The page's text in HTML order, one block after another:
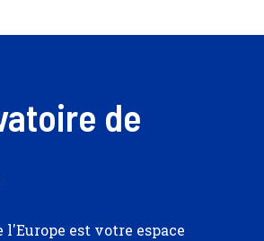
de
l'Europe est votre espace